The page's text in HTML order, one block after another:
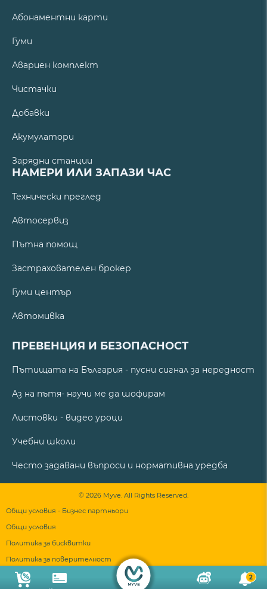
2
Абонаментни карти
Гуми
Авариен комплект
Чистачки
Добавки
Акумулатори
Зарядни станции
НАМЕРИ ИЛИ ЗАПАЗИ ЧАС
Технически преглед
Автосервиз
Пътна помощ
Застрахователен брокер
Гуми център
Автомивка
ПРЕВЕНЦИЯ И БЕЗОПАСНОСТ
Пътищата на България - пусни сигнал за нередност
Аз на пътя- научи ме да шофирам
Листовки - видео уроци
Учебни школи
Често задавани въпроси и нормативна уредба
© 2026 Myve. All Rights Reserved.
Общи условия - Бизнес партньори
Общи условия
Политика за бисквитки
Политика за поверителност